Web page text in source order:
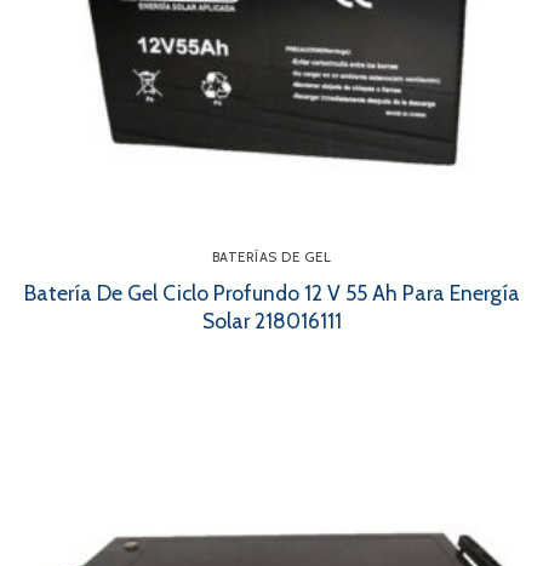
BATERÍAS DE GEL
Batería De Gel Ciclo Profundo 12 V 55 Ah Para Energía
Solar 218016111